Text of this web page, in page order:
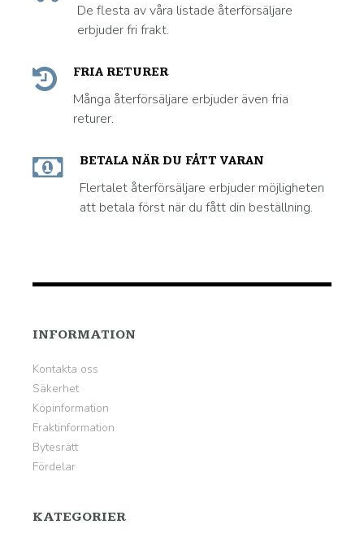
De flesta av våra listade återförsäljare
erbjuder fri frakt.
FRIA RETURER
Många återförsäljare erbjuder även fria
returer.
BETALA NÄR DU FÅTT VARAN
Flertalet återförsäljare erbjuder möjligheten
att betala först när du fått din beställning.
INFORMATION
Kontakta oss
Säkerhet
Köpinformation
Fraktinformation
Bytesrätt
Fördelar
KATEGORIER